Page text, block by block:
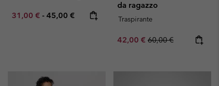
Minimum sale price:
31,00 € - Maximum price:
45,00 €
da ragazzo
Traspirante
Sale price:
42,00 € Regular price:
60,00 €